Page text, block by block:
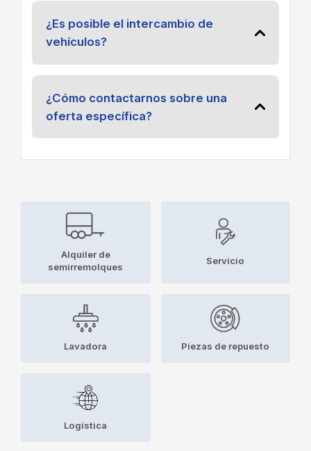
¿Es posible el intercambio de
vehículos?
¿Cómo contactarnos sobre una
oferta específica?
Alquiler de
semirremolques
Servicio
Lavadora Piezas de repuesto
Logística